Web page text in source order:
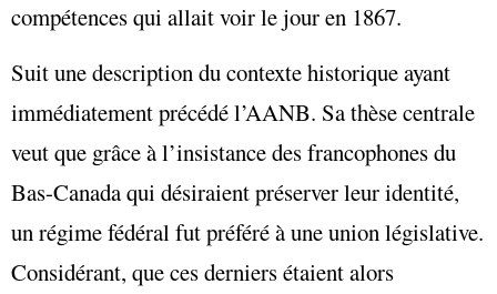
compétences qui allait voir le jour en 1867.
Suit une description du contexte historique ayant
immédiatement précédé l’AANB. Sa thèse centrale
veut que grâce à l’insistance des francophones du
Bas-Canada qui désiraient préserver leur identité,
un régime fédéral fut préféré à une union législative.
Considérant, que ces derniers étaient alors